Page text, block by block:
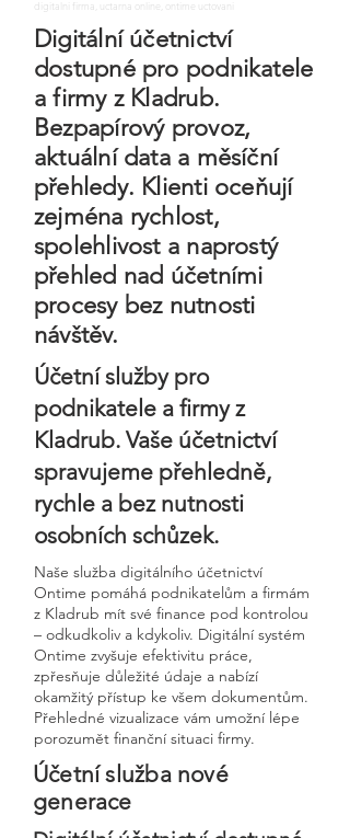
digitalni firma, uctarna online, ontime uctovani
Digitální účetnictví
dostupné pro podnikatele
a firmy z Kladrub.
Bezpapírový provoz,
aktuální data a měsíční
přehledy. Klienti oceňují
zejména rychlost,
spolehlivost a naprostý
přehled nad účetními
procesy bez nutnosti
návštěv.
Účetní služby pro
podnikatele a firmy z
Kladrub. Vaše účetnictví
spravujeme přehledně,
rychle a bez nutnosti
osobních schůzek.
Naše služba digitálního účetnictví
Ontime pomáhá podnikatelům a firmám
z Kladrub mít své finance pod kontrolou
– odkudkoliv a kdykoliv. Digitální systém
Ontime zvyšuje efektivitu práce,
zpřesňuje důležité údaje a nabízí
okamžitý přístup ke všem dokumentům.
Přehledné vizualizace vám umožní lépe
porozumět finanční situaci firmy.
Účetní služba nové
generace